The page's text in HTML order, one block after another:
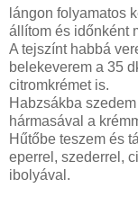
lángon folyamatos
állítom és időnként
A tejszínt habbá
belekeverem a 35
citromkrémet is.
Habzsákba
hármasával a
Hűtőbe teszem és
eperrel, szederrel,
ibolyával.